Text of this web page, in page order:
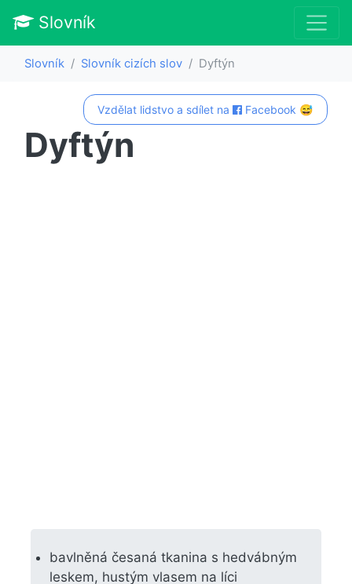
Slovník
Slovník Slovník cizích slov Dyftýn
Vzdělat lidstvo a sdílet na Facebook 😅
Dyftýn
bavlněná česaná tkanina s hedvábným
leskem, hustým vlasem na líci